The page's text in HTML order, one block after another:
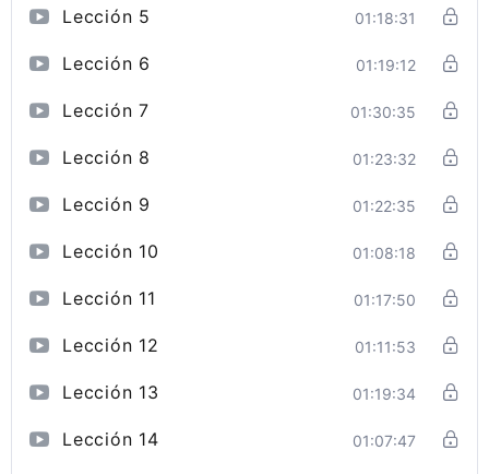
Lección 5 01:18:31
Lección 6 01:19:12
Lección 7 01:30:35
Lección 8 01:23:32
Lección 9 01:22:35
Lección 10 01:08:18
Lección 11 01:17:50
Lección 12 01:11:53
Lección 13 01:19:34
Lección 14 01:07:47